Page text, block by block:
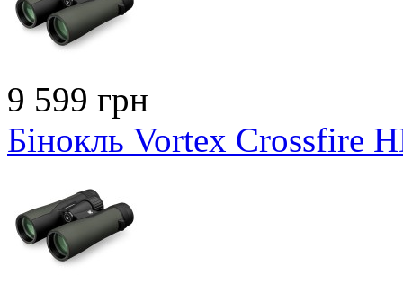
9 599 грн
Бінокль Vortex Crossfire